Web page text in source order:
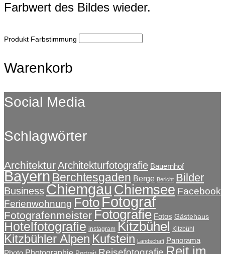
Farbwert des Bildes wieder.
Produkt Farbstimmung
Warenkorb
Social Media
Schlagwörter
ArchitekturArchitekturfotografie Bauernhof
Bayern Berchtesgaden Berge Bericht Bilder
Business Chiemgau Chiemsee Facebook
Ferienwohnung Foto Fotograf
Fotografenmeister Fotografie Fotos Gästehaus
Hotelfotografie instagram Kitzbühel Kitzbühl
Kitzbühler Alpen Kufstein Landschaft Panorama